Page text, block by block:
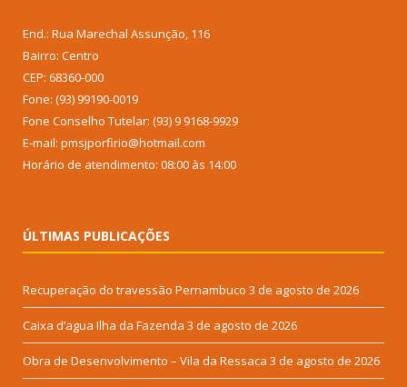
End.: Rua Marechal Assunção, 116
Bairro: Centro
CEP: 68360-000
Fone: (93) 99190-0019
Fone Conselho Tutelar: (93) 9 9168-9929
E-mail: pmsjporfirio@hotmail.com
Horário de atendimento: 08:00 às 14:00
ÚLTIMAS PUBLICAÇÕES
Recuperação do travessão Pernambuco 3 de agosto de 2026
Caixa d’agua Ilha da Fazenda 3 de agosto de 2026
Obra de Desenvolvimento – Vila da Ressaca 3 de agosto de 2026